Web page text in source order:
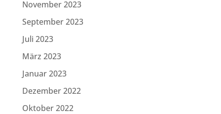
November 2023
September 2023
Juli 2023
März 2023
Januar 2023
Dezember 2022
Oktober 2022